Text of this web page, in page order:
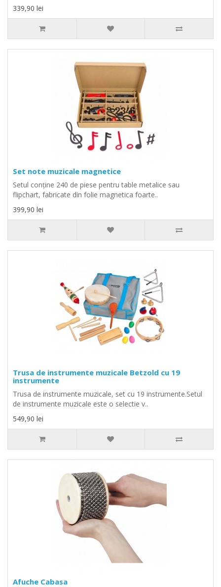
339,90 lei
Set note muzicale magnetice
Setul conține 240 de piese pentru table metalice sau
flipchart, fabricate din folie magnetica foarte..
399,90 lei
Trusa de instrumente muzicale Betzold cu 19
instrumente
Trusa de instrumente muzicale, set cu 19 instrumente.Setul
de instrumente muzicale este o selectie v..
549,90 lei
Afuche Cabasa